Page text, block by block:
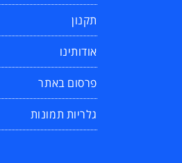
תקנון
אודותינו
פרסום באתר
גלריות תמונות